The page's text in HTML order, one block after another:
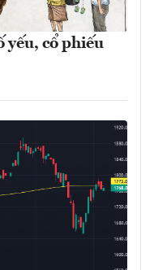
yếu, cổ phiếu